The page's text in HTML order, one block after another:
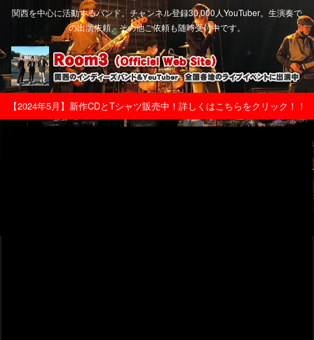
関西を中心に活動するバンド。チャンネル登録30,000人YouTuber。生演奏で
の出演依頼、その他ご依頼も随時受付中です。
【2024年5月】新作CDとTシャツ販売中！詳しくはこちらをクリック！！